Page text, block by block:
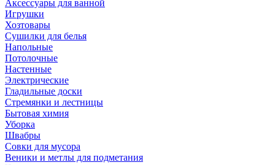
Аксессуары для ванной
Игрушки
Хозтовары
Сушилки для белья
Напольные
Потолочные
Настенные
Электрические
Гладильные доски
Стремянки и лестницы
Бытовая химия
Уборка
Швабры
Совки для мусора
Веники и метлы для подметания